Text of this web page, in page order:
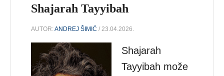
Shajarah Tayyibah
AUTOR:ANDREJ ŠIMIĆ / 23.04.2026.
Shajarah
Tayyibah može